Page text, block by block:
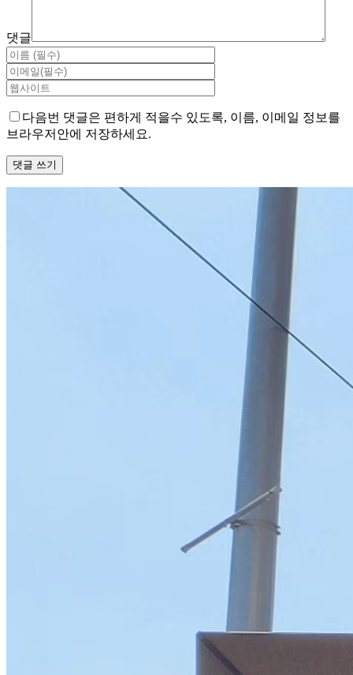
댓글
다음번 댓글은 편하게 적을수 있도록, 이름, 이메일 정보를
브라우저안에 저장하세요.